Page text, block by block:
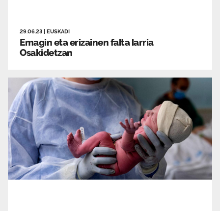
29.06.23 EUSKADI
Emagin eta erizainen falta larria
Osakidetzan